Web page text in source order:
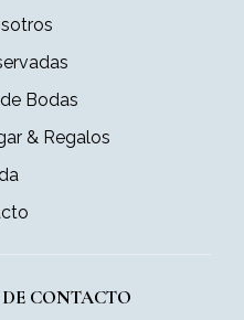
Bodas
& Regalos
CONTACTO